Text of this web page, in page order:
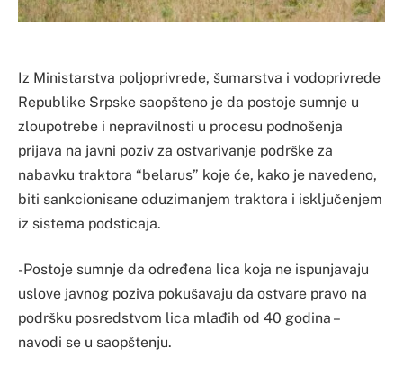
Iz Ministarstva poljoprivrede, šumarstva i vodoprivrede
Republike Srpske saopšteno je da postoje sumnje u
zloupotrebe i nepravilnosti u procesu podnošenja
prijava na javni poziv za ostvarivanje podrške za
nabavku traktora “belarus” koje će, kako je navedeno,
biti sankcionisane oduzimanjem traktora i isključenjem
iz sistema podsticaja.
-Postoje sumnje da određena lica koja ne ispunjavaju
uslove javnog poziva pokušavaju da ostvare pravo na
podršku posredstvom lica mlađih od 40 godina –
navodi se u saopštenju.